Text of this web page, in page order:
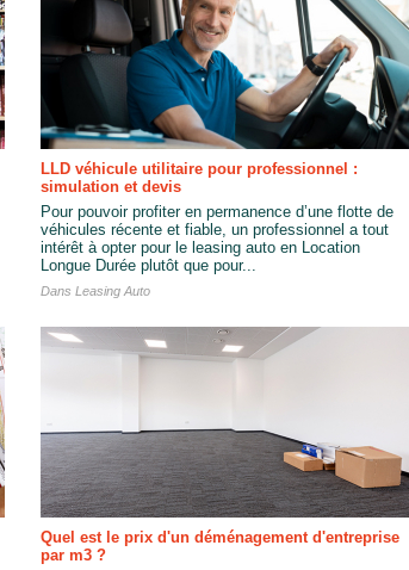
LLD véhicule utilitaire pour professionnel :
simulation et devis
Pour pouvoir profiter en permanence d’une flotte de
véhicules récente et fiable, un professionnel a tout
intérêt à opter pour le leasing auto en Location
Longue Durée plutôt que pour...
Dans Leasing Auto
Quel est le prix d'un déménagement d'entreprise
par m3 ?